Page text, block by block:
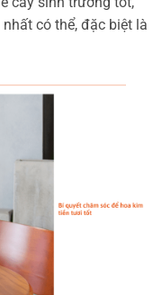
có thể, đặc biệt là